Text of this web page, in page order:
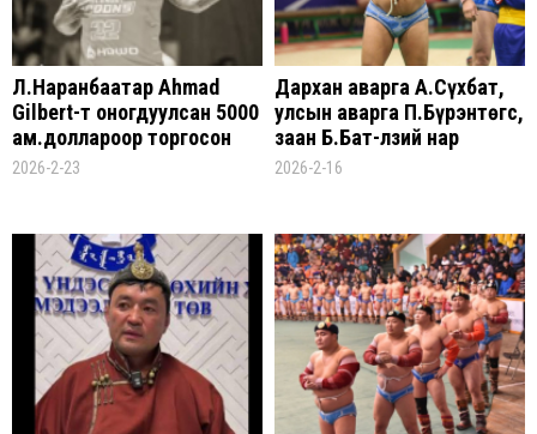
Л.Наранбаатар Ahmad
Gilbert-т оногдуулсан 5000
ам.доллароор торгосон
торгуулийн шийдвэрээ
2026-2-23
Дархан аварга А.Сүхбат,
улсын аварга П.Бүрэнтөгс,
заан Б.Бат-Өлзий нар
НЭГИЙН ДАВААНД уналаа
2026-2-16